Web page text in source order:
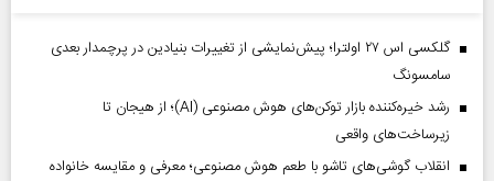
گلکسی اس ۲۷ اولترا؛ پیش‌نمایشی از تغییرات بنیادین در پرچمدار بعدی
سامسونگ
رشد خیره‌کننده بازار توکن‌های هوش مصنوعی (AI)؛ از هیجان تا
زیرساخت‌های واقعی
انقلاب گوشی‌های تاشو‌ با طعم هوش مصنوعی؛ معرفی و مقایسه خانواده